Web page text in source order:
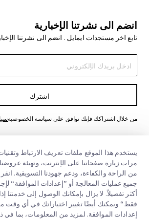
انضم الى نشرتنا الإخبارية
تابع اخر مستجدات ايمايل . انضم الى نشرتنا
اشترك
من خلال اشتراكك فإنك توافق على سياسة الخصوصية
روابط سريعة
يستخدم هذا الموقع ملفات تعريف الارتباط
مرات زيارة صفحاتنا على الإنترنت، وتهيئة
من الراحة والكفاءة، ودعم جهودنا التسويقية.
جميع عمليات المعالجة أو ”إعدادات الموافقة“
أكثر تفصيلاً. لا يزال بإمكانك الوصول إلى خدمتنا
فقط“ ويمكنك أيضًا تغيير اختياراتك في أي وقت
إعدادات الموافقة. لمزيد من المعلومات، بما في